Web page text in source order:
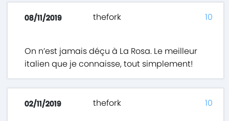
08/11/2019 thefork
On n’est jamais déçu à La Rosa. Le meilleur
italien que je connaisse, tout simplement!
10
02/11/2019 thefork 10